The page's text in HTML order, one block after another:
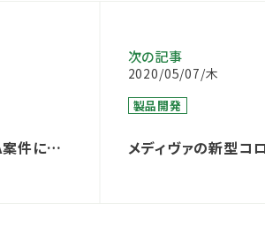
件につ
次の記事
2020/05/07/木
製品開発
メディヴァの新型コ